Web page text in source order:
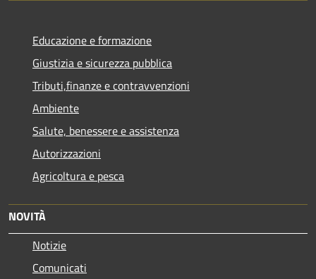
Educazione e formazione
Giustizia e sicurezza pubblica
Tributi,finanze e contravvenzioni
Ambiente
Salute, benessere e assistenza
Autorizzazioni
Agricoltura e pesca
NOVITÀ
Notizie
Comunicati